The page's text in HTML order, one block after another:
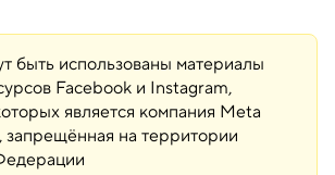
быть использованы материалы
Facebook и Instagram,
является компания Meta
запрещённая на территории